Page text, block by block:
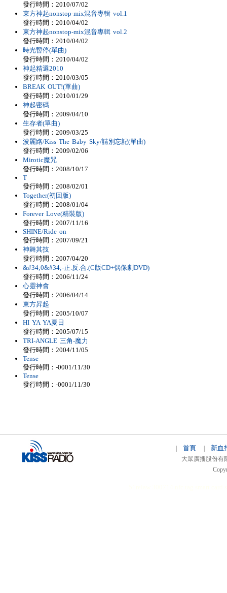
發行時間：2010/07/02
東方神起nonstop-mix混音專輯 vol.1
發行時間：2010/04/02
東方神起nonstop-mix混音專輯 vol.2
發行時間：2010/04/02
時光暫停(單曲)
發行時間：2010/04/02
神起精選2010
發行時間：2010/03/05
BREAK OUT!(單曲)
發行時間：2010/01/29
神起密碼
發行時間：2009/04/10
生存者(單曲)
發行時間：2009/03/25
波麗路/Kiss The Baby Sky/請別忘記(單曲)
發行時間：2009/02/06
Mirotic魔咒
發行時間：2008/10/17
T
發行時間：2008/02/01
Together(初回版)
發行時間：2008/01/04
Forever Love(精裝版)
發行時間：2007/11/16
SHINE/Ride on
發行時間：2007/09/21
神舞其技
發行時間：2007/04/20
&#34;0&#34;-正.反.合.(C版CD+偶像劇DVD)
發行時間：2006/11/24
心靈神會
發行時間：2006/04/14
東方昇起
發行時間：2005/10/07
HI YA YA夏日
發行時間：2005/07/15
TRI-ANGLE 三角-魔力
發行時間：2004/11/05
Tense
發行時間：-0001/11/30
Tense
發行時間：-0001/11/30
| 首頁| 新血
大眾廣播股份有